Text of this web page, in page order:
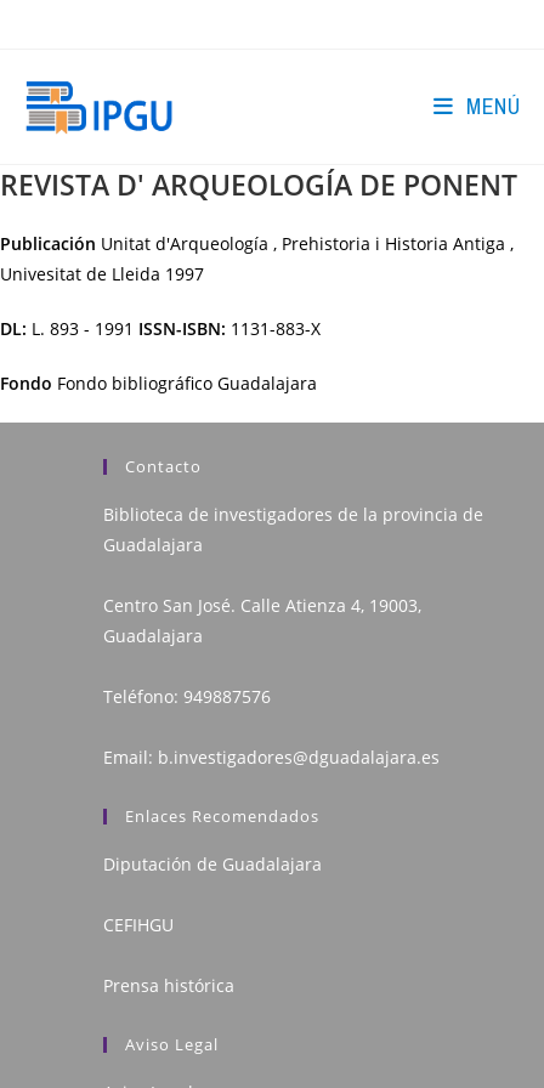
MENÚ
REVISTA D' ARQUEOLOGÍA DE PONENT
Publicación Unitat d'Arqueología , Prehistoria i Historia Antiga ,
Univesitat de Lleida 1997
DL: L. 893 - 1991 ISSN-ISBN: 1131-883-X
Fondo Fondo bibliográfico Guadalajara
Contacto
Biblioteca de investigadores de la provincia de
Guadalajara
Centro San José. Calle Atienza 4, 19003,
Guadalajara
Teléfono: 949887576
Email: b.investigadores@dguadalajara.es
Enlaces Recomendados
Diputación de Guadalajara
CEFIHGU
Prensa histórica
Aviso Legal